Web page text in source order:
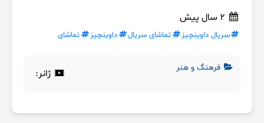
سریال داوینچیز تماشای سریال داوینچیز تماشای
فرهنگ و هنر ژانر: